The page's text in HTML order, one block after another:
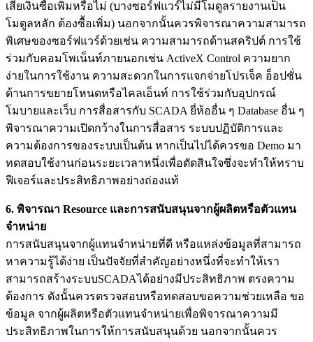
เสียเงินซื้อเพิ่มหรือไม่ (บางซอร์ฟแวร์ไม่มีโมดูลรายงานเป็น
โมดูลหลัก ต้องซื้อเพิ่ม) นอกจากนั้นควรพิจารณาความสามารถ
พิเศษของซอร์ฟแวร์ด้วยเช่น ความสามารถด้านสคริปต์ การใช้
ร่วมกับคอมโพเน็นท์ภายนอกเช่น ActiveX Control ความยาก
ง่ายในการใช้งาน ความสะดวกในการแจกจ่ายโปรเจ็ค อ็อปชั่น
ด้านการขยายโหนดหรือไคลเอ็นท์ การใช้ร่วมกับอุปกรณ์
โมบายและเว็บ การสื่อสารกับ SCADA ยี่ห้ออื่น ๆ Database อื่น ๆ
พิจารณาความเปิดกว้างในการสื่อสาร ระบบปฏิบัติการและ
ความต้องการของระบบเป็นต้น หากเป็นไปได้ควรขอ Demo มา
ทดสอบใช้งานก่อนระยะเวลาหนึ่งเพื่อตัดสินใจซึ่งจะทำให้ทราบ
ฟีเจอร์และประสิทธิภาพอย่างถ่องแท้
6. พิจารณา Resource และการสนับสนุนจากผู้ผลิตหรือตัวแทน
จำหน่าย
การสนับสนุนจากผู้แทนจำหน่ายที่ดี หรือแหล่งข้อมูลที่สามารถ
หาความรู้ได้ง่าย เป็นปัจจัยที่สำคัญอย่างหนึ่งที่จะทำให้เรา
สามารถสร้างระบบSCADAได้อย่างมีประสิทธิภาพ ตรงความ
ต้องการ ดังนั้นควรตรวจสอบหรือทดสอบขอความช่วยเหลือ ขอ
ข้อมูล จากผู้ผลิตหรือตัวแทนจำหน่ายเพื่อพิจารณาความมี
ประสิทธิภาพในการให้การสนับสนุนด้วย นอกจากนั้นควร